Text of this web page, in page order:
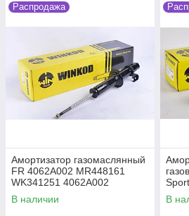
бензин E33A
Mitsubishi Galant седан
бензин E52A, 2.0 4G63
Распродажа
Амортизатор газомаслянный
FR 4062A002 MR448161
WK341251 4062A002
4062A024 341251 4062A0
В наличии В